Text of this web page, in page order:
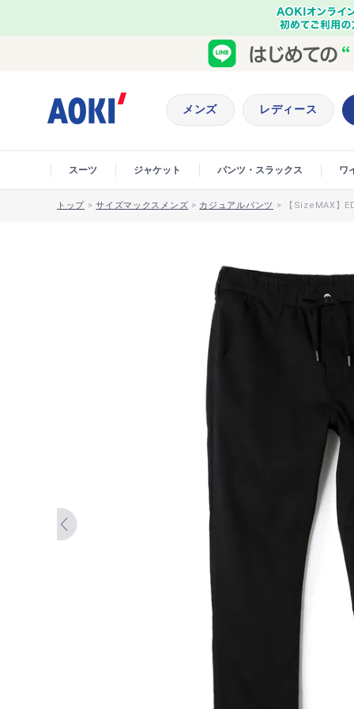
メンズ レディース
スーツ ジャケット パンツ・スラックス ワ
トップ >サイズマックスメンズ > カジュアルパンツ > 【SizeMAX】